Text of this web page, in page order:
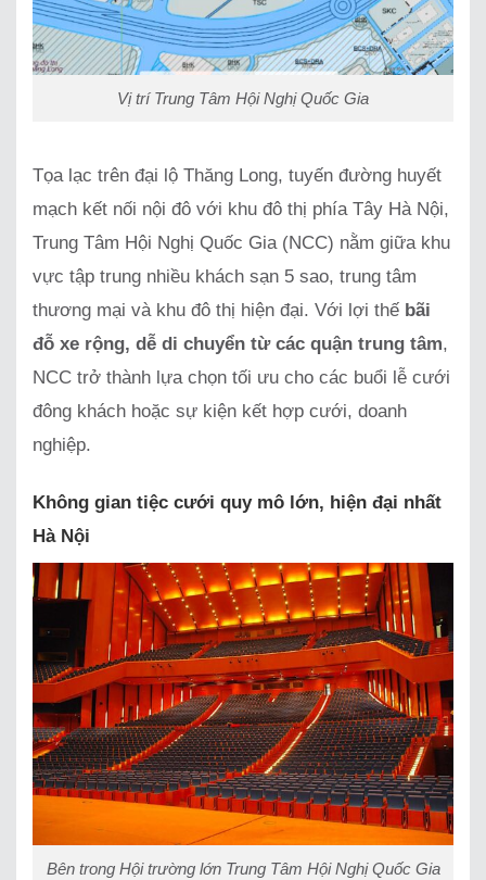
Vị trí Trung Tâm Hội Nghị Quốc Gia
Tọa lạc trên đại lộ Thăng Long, tuyến đường huyết
mạch kết nối nội đô với khu đô thị phía Tây Hà Nội,
Trung Tâm Hội Nghị Quốc Gia (NCC) nằm giữa khu
vực tập trung nhiều khách sạn 5 sao, trung tâm
thương mại và khu đô thị hiện đại. Với lợi thế bãi
đỗ xe rộng, dễ di chuyển từ các quận trung tâm,
NCC trở thành lựa chọn tối ưu cho các buổi lễ cưới
đông khách hoặc sự kiện kết hợp cưới, doanh
nghiệp.
Không gian tiệc cưới quy mô lớn, hiện đại nhất
Hà Nội
Bên trong Hội trường lớn Trung Tâm Hội Nghị Quốc Gia